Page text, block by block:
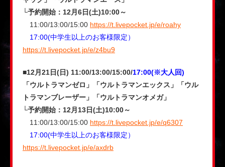
└予約開始：12月6日(土)10:00～
11:00/13:00/15:00 https://t.livepocket.jp/e/roahy
17:00(中学生以上のお客様限定）
https://t.livepocket.jp/e/z4bu9
■12月21日(日) 11:00/13:00/15:00/17:00(※大人回)
「ウルトラマンゼロ」「ウルトラマンエックス」「ウル
トラマンブレーザー」「ウルトラマンオメガ」
└予約開始：12月13日(土)10:00～
11:00/13:00/15:00 https://t.livepocket.jp/e/q6307
17:00(中学生以上のお客様限定）
https://t.livepocket.jp/e/axdrb